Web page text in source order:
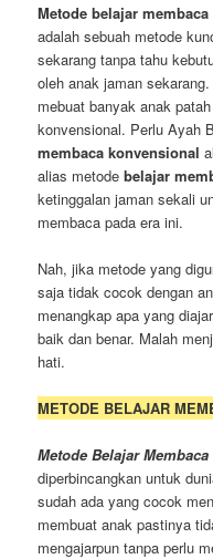
Metode belajar membaca
adalah sebuah metode
sekarang tanpa tahu
oleh anak jaman
mebuat banyak anak
konvensional. Perlu Ayah
membaca konvensional
alias metodebelajar
ketinggalan jaman sekali
membaca pada era ini.
Nah, jika metode yang
saja tidak cocok dengan
menangkap apa yang
baik dan benar. Malah
hati.
METODE BELAJAR
Metode Belajar Membaca
diperbincangkan untuk
sudah ada yang cocok
membuat anak pastinya
mengajarpun tanpa perlu